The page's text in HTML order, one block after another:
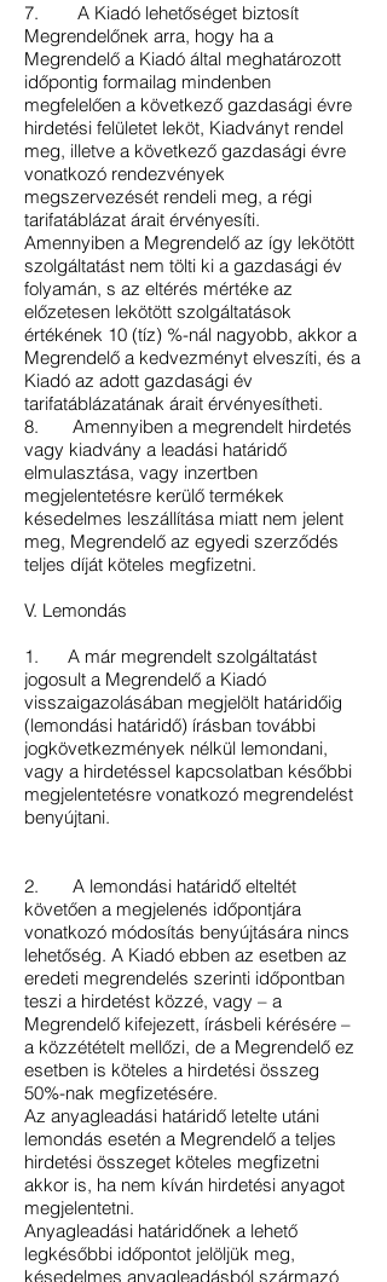
7. A Kiadó lehetőséget biztosít
Megrendelőnek arra, hogy ha a
Megrendelő a Kiadó által meghatározott
időpontig formailag mindenben
megfelelően a következő gazdasági évre
hirdetési felületet leköt, Kiadványt rendel
meg, illetve a következő gazdasági évre
vonatkozó rendezvények
megszervezését rendeli meg, a régi
tarifatáblázat árait érvényesíti.
Amennyiben a Megrendelő az így lekötött
szolgáltatást nem tölti ki a gazdasági év
folyamán, s az eltérés mértéke az
előzetesen lekötött szolgáltatások
értékének 10 (tíz) %-nál nagyobb, akkor a
Megrendelő a kedvezményt elveszíti, és a
Kiadó az adott gazdasági év
tarifatáblázatának árait érvényesítheti.
8. Amennyiben a megrendelt hirdetés
vagy kiadvány a leadási határidő
elmulasztása, vagy inzertben
megjelentetésre kerülő termékek
késedelmes leszállítása miatt nem jelent
meg, Megrendelő az egyedi szerződés
teljes díját köteles megfizetni.
V. Lemondás
1. A már megrendelt szolgáltatást
jogosult a Megrendelő a Kiadó
visszaigazolásában megjelölt határidőig
(lemondási határidő) írásban további
jogkövetkezmények nélkül lemondani,
vagy a hirdetéssel kapcsolatban későbbi
megjelentetésre vonatkozó megrendelést
benyújtani.
2. A lemondási határidő elteltét
követően a megjelenés időpontjára
vonatkozó módosítás benyújtására nincs
lehetőség. A Kiadó ebben az esetben az
eredeti megrendelés szerinti időpontban
teszi a hirdetést közzé, vagy – a
Megrendelő kifejezett, írásbeli kérésére –
a közzétételt mellőzi, de a Megrendelő ez
esetben is köteles a hirdetési összeg
50%-nak megfizetésére.
Az anyagleadási határidő letelte utáni
lemondás esetén a Megrendelő a teljes
hirdetési összeget köteles megfizetni
akkor is, ha nem kíván hirdetési anyagot
megjelentetni.
Anyagleadási határidőnek a lehető
legkésőbbi időpontot jelöljük meg,
késedelmes anyagleadásból származó